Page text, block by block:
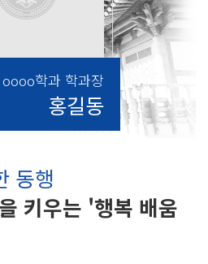
oooo학과 학과장
홍길동
동행
키우는 '행복 배움